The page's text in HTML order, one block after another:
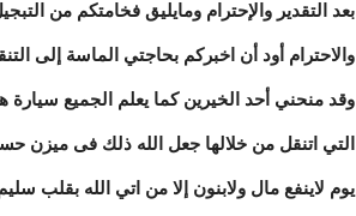
بعد التقدير والإحترام ومايليق فخامتكم من
والاحترام أود أن اخبركم بحاجتي الماسة إلى
وقد منحني أحد الخيرين كما يعلم الجميع سيارة
التي اتنقل من خلالها جعل الله ذلك فى ميزن
يوم لاينفع مال ولابنون إلا من اتي الله بقلب